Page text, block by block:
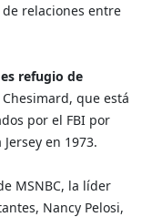
relaciones entre
refugio de
que está
por el FBI por
en 1973.
MSNBC, la líder
Nancy Pelosi,